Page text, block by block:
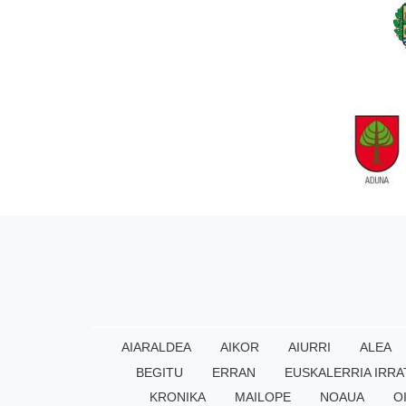
AIARALDEA AIKOR AIURRI
ALEA
BEGITU
ERRAN
EUSKALERRIA
KRONIKA
MAILOPE NOAUA